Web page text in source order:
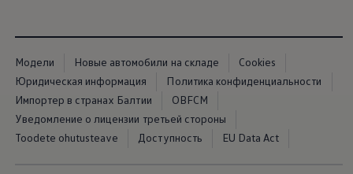
Модели Новые автомобили на складе
Cookies
Юридическая информация
Политика конфиденциальности
Импортер в странах Балтии
OBFCM
Уведомление о лицензии третьей стороны
Toodete ohutusteave
Доступность EU Data Act